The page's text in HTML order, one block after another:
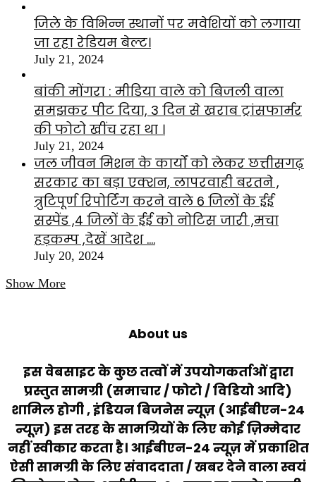
जिले के विभिन्न स्थानों पर मवेशियों को लगाया
जा रहा रेडियम बेल्ट।
July 21, 2024
बांकी मोंगरा : मीडिया वाले को बिजली वाला
समझकर पीट दिया, 3 दिन से खराब ट्रांसफार्मर
की फोटो खींच रहा था ।
July 21, 2024
जल जीवन मिशन के कार्यों को लेकर छत्तीसगढ़
सरकार का बड़ा एक्शन, लापरवाही बरतने ,
त्रुटिपूर्ण रिपोर्टिंग करने वाले 6 जिलों के ईई
सस्पेंड ,4 जिलों के ईई को नोटिस जारी ,मचा
हड़कम्प ,देखें आदेश ….
July 20, 2024
Show More
About us
इस वेबसाइट के कुछ तत्वों में उपयोगकर्ताओं द्वारा
प्रस्तुत सामग्री (समाचार / फोटो / विडियो आदि)
शामिल होगी , इंडियन बिजनेस न्यूज़ (आईबीएन-24
न्यूज़) इस तरह के सामग्रियों के लिए कोई ज़िम्मेदार
नहीं स्वीकार करता है। आईबीएन-24 न्यूज़ में प्रकाशित
ऐसी सामग्री के लिए संवाददाता / खबर देने वाला स्वयं